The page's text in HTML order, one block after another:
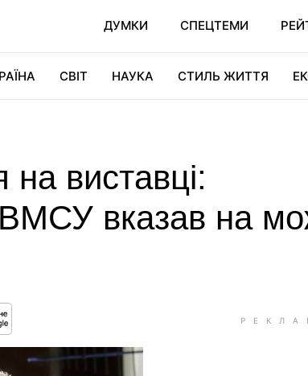
ДУМКИ СПЕЦТЕМИ
СВІТ НАУКА СТИЛЬ ЖИТТЯ
на виставці:
вказав на